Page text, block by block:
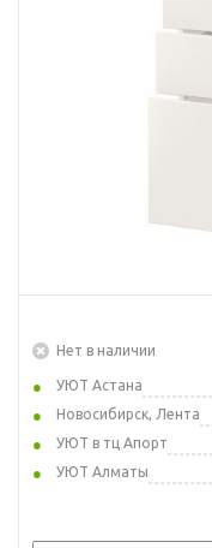
Нет в наличии
УЮТ Астана
Новосибирск, Лента
УЮТ в тц Апорт
УЮТ Алматы